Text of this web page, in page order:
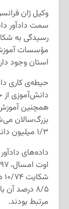
سمت دادآور
رسیدگی به
استان وجود
حیطه‌ی کاری
دانش‌آموزی
همچنین
بزرگ‌سالان
۱/۳ میلیون دانش‌آموز و والدین آن‌ها در استان است.
۸/۵ درصد
مرتبط بودند.